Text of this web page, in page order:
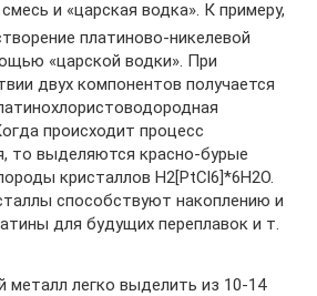
и «царская водка». К примеру,
платиново-никелевой
«царской водки». При
двух компонентов получается
происходит процесс
то выделяются красно-бурые
кристаллов H2[PtCl6]*6H2O.
способствуют накоплению и
для будущих переплавок и т.
металл легко выделить из 10-14